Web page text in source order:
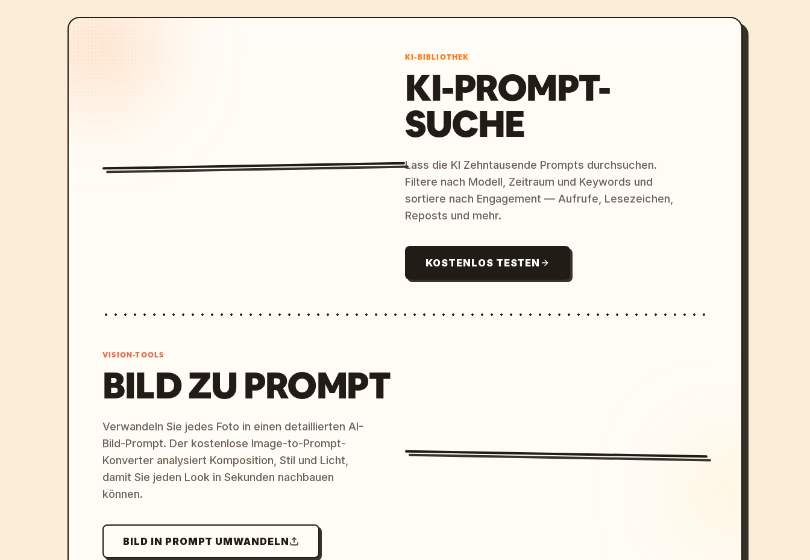
KI-BIBLIOTHEK
KI-PROMPT-
SUCHE
Lass die KI Zehntausende Prompts durchsuchen.
Filtere nach Modell, Zeitraum und Keywords und
sortiere nach Engagement — Aufrufe, Lesezeichen,
Reposts und mehr.
KOSTENLOS TESTEN
VISION-TOOLS
BILD ZU PROMPT
Verwandeln Sie jedes Foto in einen detaillierten AI-
Bild-Prompt. Der kostenlose Image-to-Prompt-
Konverter analysiert Komposition, Stil und Licht,
damit Sie jeden Look in Sekunden nachbauen
können.
BILD IN PROMPT UMWANDELN